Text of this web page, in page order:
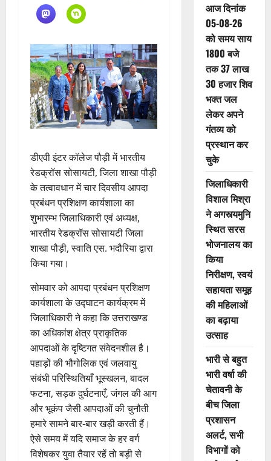
डीएवी इंटर कॉलेज पौड़ी में भारतीय
रेडक्रॉस सोसायटी, जिला शाखा पौड़ी
के तत्वावधान में चार दिवसीय आपदा
प्रबंधन प्रशिक्षण कार्यशाला का
शुभारम्भ जिलाधिकारी एवं अध्यक्ष,
भारतीय रेडक्रॉस सोसायटी जिला
शाखा पौड़ी, स्वाति एस. भदौरिया द्वारा
किया गया।
सोमवार को आपदा प्रबंधन प्रशिक्षण
कार्यशाला के उद्घाटन कार्यक्रम में
जिलाधिकारी ने कहा कि उत्तराखण्ड
का अधिकांश क्षेत्र प्राकृतिक
आपदाओं के दृष्टिगत संवेदनशील है।
पहाड़ों की भौगोलिक एवं जलवायु
संबंधी परिस्थितियाँ भूस्खलन, बादल
फटना, सड़क दुर्घटनाएँ, जंगल की आग
और भूकंप जैसी आपदाओं की चुनौती
हमारे सामने बार-बार खड़ी करती हैं।
ऐसे समय में यदि समाज के हर वर्ग
विशेषकर युवा तैयार रहें तो बड़ी से
आज दिनांक
05-08-26
को समय साय
1800 बजे
तक 37 लाख
30 हजार शिव
भक्त जल
लेकर अपने
गंतव्य को
प्रस्थान कर
चुके
जिलाधिकारी
विशाल मिश्रा
ने अगस्त्यमुनि
स्थित सरस
भोजनालय का
किया
निरीक्षण, स्वयं
सहायता समूह
की महिलाओं
का बढ़ाया
उत्साह
भारी से बहुत
भारी वर्षा की
चेतावनी के
बीच जिला
प्रशासन
अलर्ट, सभी
विभागों को